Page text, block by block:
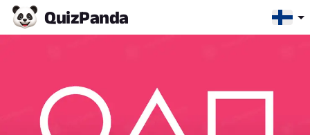
QuizPanda